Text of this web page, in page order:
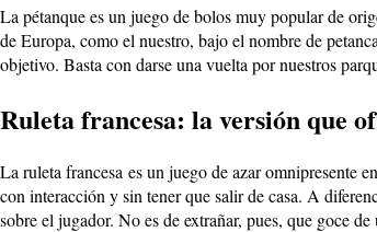
La pétanque es un juego de bolos muy popular de
de Europa, como el nuestro, bajo el nombre de
objetivo. Basta con darse una vuelta por nuestros
Ruleta francesa: la versión que
La ruleta francesa es un juego de azar omnipresente
con interacción y sin tener que salir de casa. A
sobre el jugador. No es de extrañar, pues, que goce